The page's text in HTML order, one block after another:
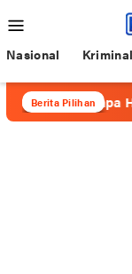
ke
kontenMobile
Nasional Kriminal
Berita Pilihan
Hunian